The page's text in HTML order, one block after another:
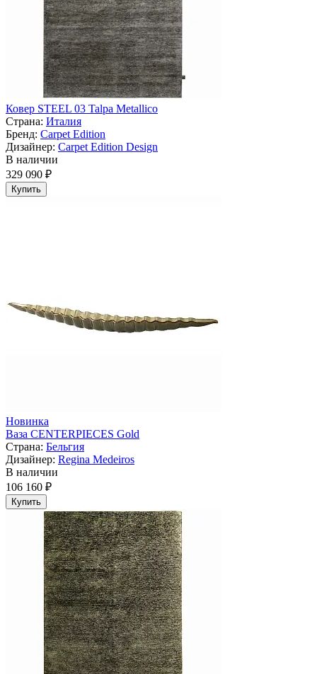
Ковер STEEL 03 Talpa Metallico
Страна: Италия
Бренд: Carpet Edition
Дизайнер: Carpet Edition Design
В наличии
329 090 ₽
Купить
Новинка
Ваза CENTERPIECES Gold
Страна: Бельгия
Дизайнер: Regina Medeiros
В наличии
106 160 ₽
Купить